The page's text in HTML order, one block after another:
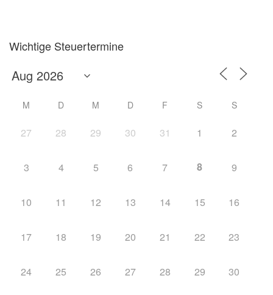
Wichtige Steuertermine
M D M D F S S
27 28 29 30 31 1 2
3 4 5 6 7 8 9
10 11 12 13 14 15 16
17 18 19 20 21 22 23
24 25 26 27 28 29 30